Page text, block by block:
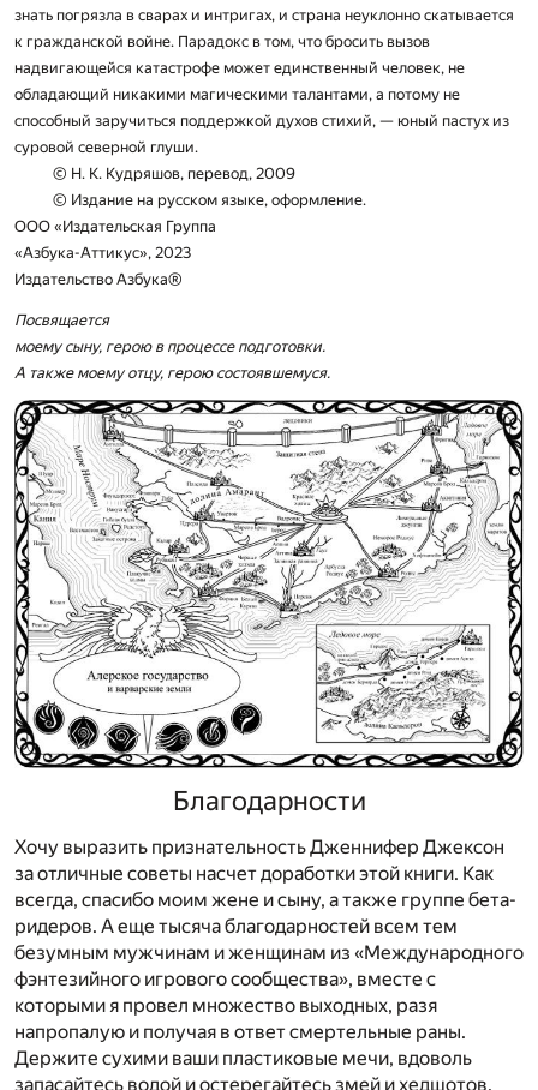
знать погрязла в сварах и интригах, и страна неуклонно скатывается
к гражданской войне. Парадокс в том, что бросить вызов
надвигающейся катастрофе может единственный человек, не
обладающий никакими магическими талантами, а потому не
способный заручиться поддержкой духов стихий, — юный пастух из
суровой северной глуши.
© Н. К. Кудряшов, перевод, 2009
© Издание на русском языке, оформление.
ООО «Издательская Группа
«Азбука-Аттикус», 2023
Издательство Азбука®
Посвящается
моему сыну, герою в процессе подготовки.
А также моему отцу, герою состоявшемуся.
Благодарности
Хочу выразить признательность Дженнифер Джексон
за отличные советы насчет доработки этой книги. Как
всегда, спасибо моим жене и сыну, а также группе бета-
ридеров. А еще тысяча благодарностей всем тем
безумным мужчинам и женщинам из «Международного
фэнтезийного игрового сообщества»,­ вместе с
которыми я провел множество выходных, разя
напропалую и получая в ответ смертельные раны.
Держите сухими ваши пластиковые мечи, вдоволь
запасайтесь водой и остерегайтесь змей и хедшотов.